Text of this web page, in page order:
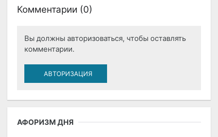
Комментарии (0)
Вы должны авторизоваться, чтобы оставлять
комментарии.
АВТОРИЗАЦИЯ
АФОРИЗМ ДНЯ